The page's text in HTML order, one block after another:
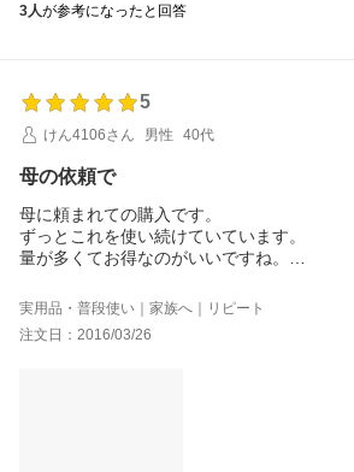
3人が参考になったと回答
5
けん4106さん
男性 40代
母の依頼で
母に頼まれての購入です。
ずっとこれを使い続けていています。
量が多くてお得なのがいいですね。
実用品・普段使い｜家族へ｜リピート
注文日：2016/03/26